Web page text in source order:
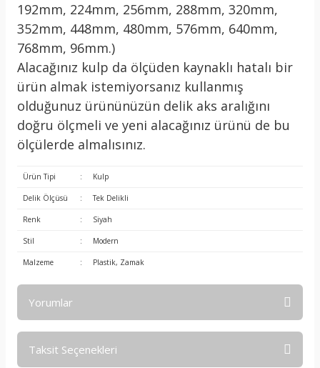
192mm, 224mm, 256mm, 288mm, 320mm,
352mm, 448mm, 480mm, 576mm, 640mm,
768mm, 96mm.)
Alacağınız kulp da ölçüden kaynaklı hatalı bir
ürün almak istemiyorsanız kullanmış
olduğunuz ürününüzün delik aks aralığını
doğru ölçmeli ve yeni alacağınız ürünü de bu
ölçülerde almalısınız.
Ürün Tipi : Kulp
Delik Ölçüsü : Tek Delikli
Renk : Siyah
Stil : Modern
Malzeme : Plastik, Zamak
Yorumlar
Taksit Seçenekleri